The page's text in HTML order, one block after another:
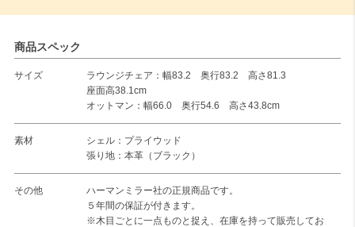
商品スペック
サイズ
ラウンジチェア：幅83.2 奥行83.2 高さ81.3
座面高38.1cm
オットマン：幅66.0 奥行54.6 高さ43.8cm
素材
シェル：プライウッド
張り地：本革（ブラック）
その他
ハーマンミラー社の正規商品です。
５年間の保証が付きます。
※木目ごとに一点ものと捉え、在庫を持って販売してお